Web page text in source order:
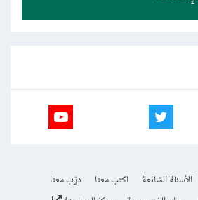
الأسئلة الشائعة اكتب معنا
درّب معنا